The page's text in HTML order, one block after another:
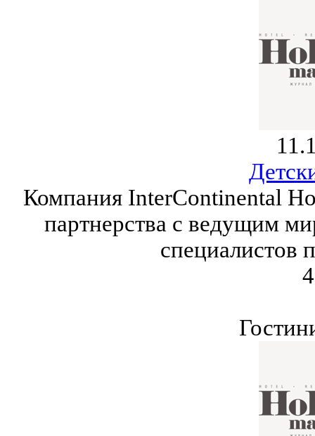
Компания InterContinental
партнерства с ведущим
специалистов